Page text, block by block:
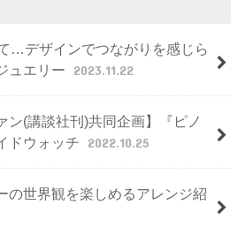
…デザインでつながりを感じら
ュエリー
2023.11.22
ン(講談社刊)共同企画】『ピノ
ドウォッチ
2022.10.25
の世界観を楽しめるアレンジ紹